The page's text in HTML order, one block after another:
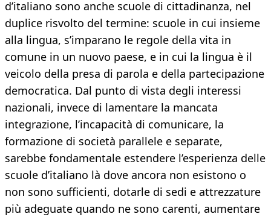
d’italiano sono anche scuole di cittadinanza, nel
duplice risvolto del termine: scuole in cui insieme
alla lingua, s’imparano le regole della vita in
comune in un nuovo paese, e in cui la lingua è il
veicolo della presa di parola e della partecipazione
democratica. Dal punto di vista degli interessi
nazionali, invece di lamentare la mancata
integrazione, l’incapacità di comunicare, la
formazione di società parallele e separate,
sarebbe fondamentale estendere l’esperienza delle
scuole d’italiano là dove ancora non esistono o
non sono sufficienti, dotarle di sedi e attrezzature
più adeguate quando ne sono carenti, aumentare